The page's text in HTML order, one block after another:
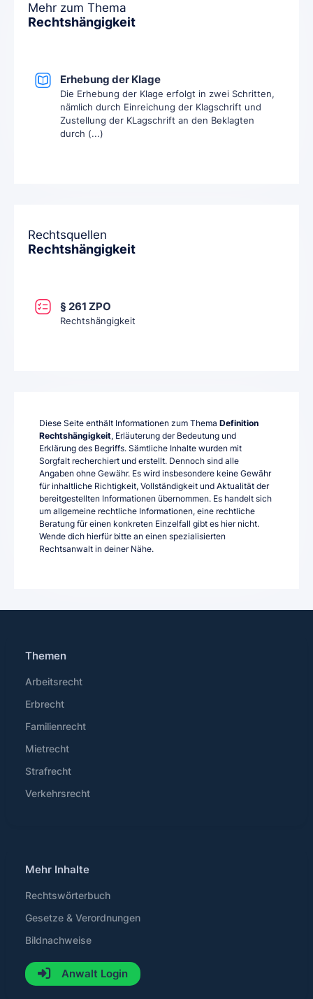
Mehr zum Thema
Rechtshängigkeit
Erhebung der Klage
Die Erhebung der Klage erfolgt in zwei Schritten,
nämlich durch Einreichung der Klagschrift und
Zustellung der KLagschrift an den Beklagten
durch (...)
Rechtsquellen
Rechtshängigkeit
§ 261 ZPO
Rechtshängigkeit
Diese Seite enthält Informationen zum Thema Definition
Rechtshängigkeit, Erläuterung der Bedeutung und
Erklärung des Begriffs. Sämtliche Inhalte wurden mit
Sorgfalt recherchiert und erstellt. Dennoch sind alle
Angaben ohne Gewähr. Es wird insbesondere keine Gewähr
für inhaltliche Richtigkeit, Vollständigkeit und Aktualität der
bereitgestellten Informationen übernommen. Es handelt sich
um allgemeine rechtliche Informationen, eine rechtliche
Beratung für einen konkreten Einzelfall gibt es hier nicht.
Wende dich hierfür bitte an einen spezialisierten
Rechtsanwalt in deiner Nähe.
Themen
Arbeitsrecht
Erbrecht
Familienrecht
Mietrecht
Strafrecht
Verkehrsrecht
Mehr Inhalte
Rechtswörterbuch
Gesetze & Verordnungen
Bildnachweise
Anwalt Login